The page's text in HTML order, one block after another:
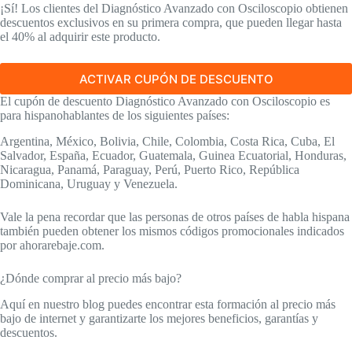
¡Sí! Los clientes del Diagnóstico Avanzado con Osciloscopio obtienen
descuentos exclusivos en su primera compra, que pueden llegar hasta
el 40% al adquirir este producto.
ACTIVAR CUPÓN DE DESCUENTO
El cupón de descuento Diagnóstico Avanzado con Osciloscopio es
para hispanohablantes de los siguientes países:
Argentina, México, Bolivia, Chile, Colombia, Costa Rica, Cuba, El
Salvador, España, Ecuador, Guatemala, Guinea Ecuatorial, Honduras,
Nicaragua, Panamá, Paraguay, Perú, Puerto Rico, República
Dominicana, Uruguay y Venezuela.
Vale la pena recordar que las personas de otros países de habla hispana
también pueden obtener los mismos códigos promocionales indicados
por ahorarebaje.com.
¿Dónde comprar al precio más bajo?
Aquí en nuestro blog puedes encontrar esta formación al precio más
bajo de internet y garantizarte los mejores beneficios, garantías y
descuentos.